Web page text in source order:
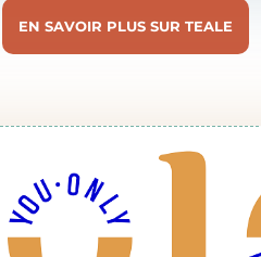
EN SAVOIR PLUS SUR TEALE